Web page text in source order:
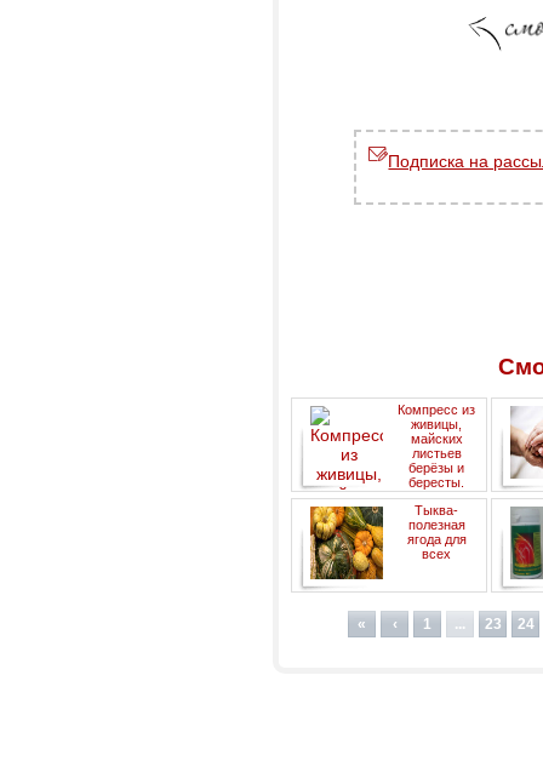
Подписка на
Компресс из
живицы,
майских
листьев
берёзы и
бересты.
Тыква-
полезная
ягода для
всех
« ‹ 1 ... 23 24